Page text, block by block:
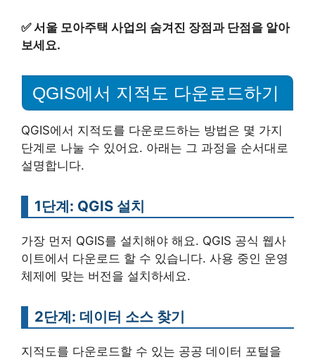
✅서울 모아주택 사업의 숨겨진 장점과 단점을 알아
보세요.
QGIS에서 지적도 다운로드하기
QGIS에서 지적도를 다운로드하는 방법은 몇 가지
단계로 나눌 수 있어요. 아래는 그 과정을 순서대로
설명합니다.
1단계: QGIS 설치
가장 먼저 QGIS를 설치해야 해요. QGIS 공식 웹사
이트에서 다운로드 할 수 있습니다. 사용 중인 운영
체제에 맞는 버전을 설치하세요.
2단계: 데이터 소스 찾기
지적도를 다운로드할 수 있는 공공 데이터 포털을